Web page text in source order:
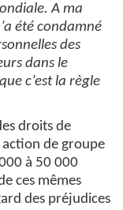
A ma
été condamné
des
dans le
c’est la règle
droits de
action de groupe
à 50 000
ces mêmes
des préjudices